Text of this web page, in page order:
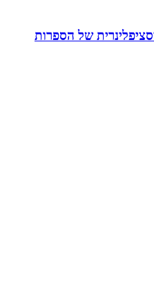
של הספרות